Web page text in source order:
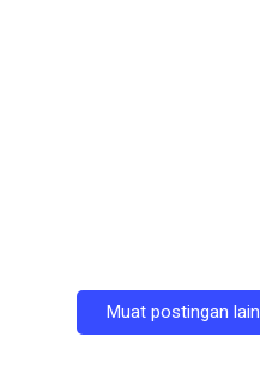
Muat postingan